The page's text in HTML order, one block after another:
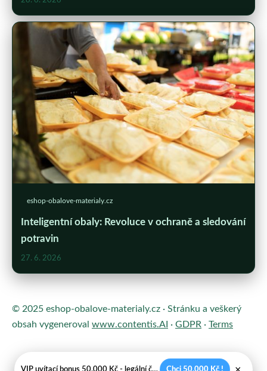
eshop-obalove-materialy.cz
Inteligentní obaly: Revoluce v ochraně a sledování
potravin
27. 6. 2026
© 2025 eshop-obalove-materialy.cz · Stránku a veškerý
obsah vygeneroval www.contentis.AI · GDPR · Terms